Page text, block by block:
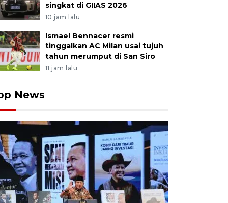
singkat di GIIAS 2026
10 jam lalu
Ismael Bennacer resmi
tinggalkan AC Milan usai tujuh
tahun merumput di San Siro
11 jam lalu
News